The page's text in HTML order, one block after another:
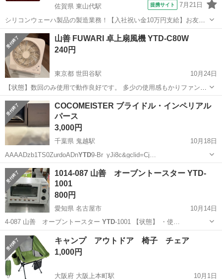
佐賀県 東山代駅
提携サイト 7月21日
シリコンウェーハ製品の製造業務！【入社祝い金10万円支給】お友達
やカップルとの応募OK◎年間休日129日＆休出なしでプライベート充
実♪業務はクリーンルームで快適作業◎自社正社員登用制度あり★1食
300円～の格安食堂あり！《佐...
佐賀 伊万里市 その他
山善 FUWARI 卓上扇風機 YTD-C80W
240円
東京都 世田谷駅
10月24日
【状態】数回のみ使用で動作良好です。 多少の使用感もかりファンに
ホコリが溜まっていますが、ホコリを綺麗にすれば全体的にきれいな
状態です。 【特徴】 ・3段階風量調整 (弱/中/強) ・タイマー機能
（1H / 4H / 8...
東京 世田谷区 季節、空調家電 YTD
COCOMEISTER ブライドル・インペリアル
パース
3,000円
千葉県 鬼越駅
10月18日
AAAADzb1TS0ZurdoADnYTD9-Br_yJi8c&gclid=Cj…
千葉 市川市 小物 インペリアル
1014-087 山善 オーブントースター YTD-
1001
800円
愛知県 名古屋市
10月14日
4-087 山善 オーブントースター YTD -1001 【状態】 ・使…
愛知 名古屋市 家電 YTD
キャンプ アウトドア 椅子 チェア
1,000円
大阪府 大阪上本町駅 10月1日